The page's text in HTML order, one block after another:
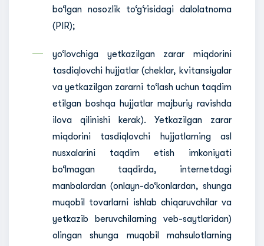
bo‘lgan nosozlik to‘g‘risidagi dalolatnoma
(PIR);
yo‘lovchiga yetkazilgan zarar miqdorini
tasdiqlovchi hujjatlar (cheklar, kvitansiyalar
va yetkazilgan zararni to‘lash uchun taqdim
etilgan boshqa hujjatlar majburiy ravishda
ilova qilinishi kerak). Yetkazilgan zarar
miqdorini tasdiqlovchi hujjatlarning asl
nusxalarini taqdim etish imkoniyati
bo‘lmagan taqdirda, internetdagi
manbalardan (onlayn-do‘konlardan, shunga
muqobil tovarlarni ishlab chiqaruvchilar va
yetkazib beruvchilarning veb-saytlaridan)
olingan shunga muqobil mahsulotlarning